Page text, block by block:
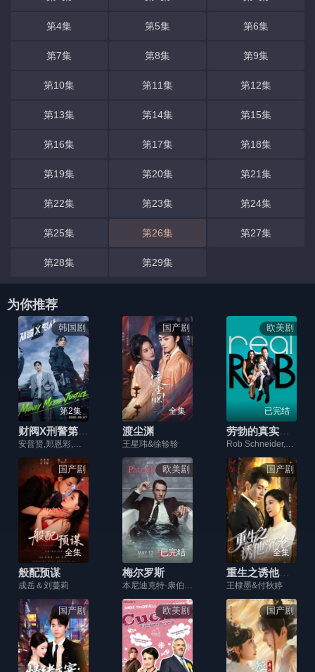
第4集 第5集 第6集
第7集 第8集 第9集
第10集 第11集 第12集
第13集 第14集 第15集
第16集 第17集 第18集
第19集 第20集 第21集
第22集 第23集 第24集
第25集 第26集 第27集
第28集 第29集
为你推荐
韩国剧
第2集
财阀X刑警第二季
安普贤,郑恩彩,姜相准,金伸比,俞承豪
国产剧
全集
渡尘渊
王星玮&徐轸轸
欧美剧
已完结
劳勃的真实人生
Rob Schneider,Patricia Schneider,Max Amini,Jamie Lissow
国产剧
全集
般配预谋
成岳＆刘蔓莉
欧美剧
已完结
梅尔罗斯
本尼迪克特·康伯巴奇,詹妮弗·杰森·李,塞巴斯蒂安·马尔茨,杰西卡·雷恩,雨果·维文,普拉萨纳·瓦纳拉佳,皮普·托伦斯,安娜·梅德利,因迪拉·瓦玛,丹顿·安德森,加里·比德尔,莫菲德·克拉克,布莱思·丹纳,荷丽黛·格兰杰,西莉亚·伊姆里,盖伊·保罗,马库斯·史密斯,约翰·斯坦丁,艾琳·沃尔什,艾莉森·威廉姆斯
国产剧
全集
重生之诱他沉沦
王棣墨&付秋婷
国产剧 欧美剧 国产剧